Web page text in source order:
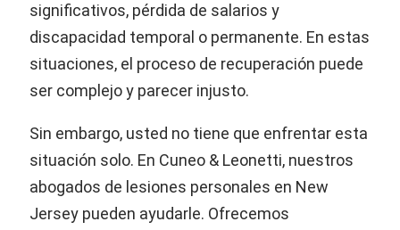
significativos, pérdida de salarios y
discapacidad temporal o permanente. En estas
situaciones, el proceso de recuperación puede
ser complejo y parecer injusto.
Sin embargo, usted no tiene que enfrentar esta
situación solo. En Cuneo & Leonetti, nuestros
abogados de lesiones personales en New
Jersey pueden ayudarle. Ofrecemos